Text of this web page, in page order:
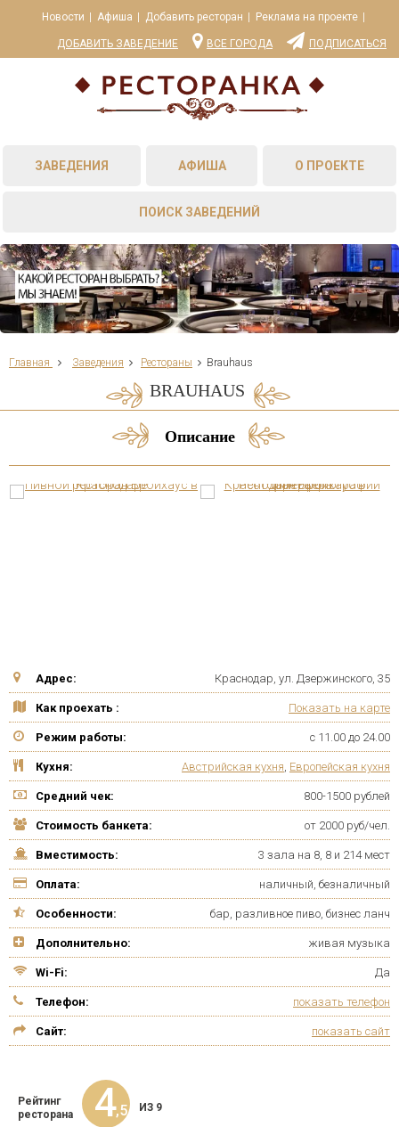
Новости Афиша Добавить ресторан Реклама на проекте
ДОБАВИТЬ ЗАВЕДЕНИЕ ВСЕ ГОРОДА ПОДПИСАТЬСЯ
ЗАВЕДЕНИЯ АФИША О ПРОЕКТЕ
ПОИСК ЗАВЕДЕНИЙ
Главная Заведения Рестораны Brauhaus
BRAUHAUS
Описание
Адрес: Краснодар, ул. Дзержинского, 35
Как проехать : Показать на карте
Режим работы: с 11.00 до 24.00
Кухня: Австрийская кухня Европейская кухня
Средний чек: 800-1500 рублей
Стоимость банкета: от 2000 руб/чел.
Вместимость: 3 зала на 8, 8 и 214 мест
Оплата: наличный, безналичный
Особенности: бар, разливное пиво, бизнес ланч
Дополнительно: живая музыка
Wi-Fi: Да
Телефон: показать телефон
Сайт: показать сайт
Рейтинг
ресторана
4,5 ИЗ 9